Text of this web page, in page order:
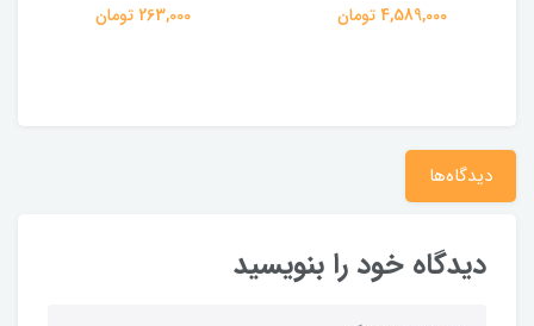
4,589,000 تومان 263,000 تومان
دیدگاه‌ها
دیدگاه خود را بنویسید